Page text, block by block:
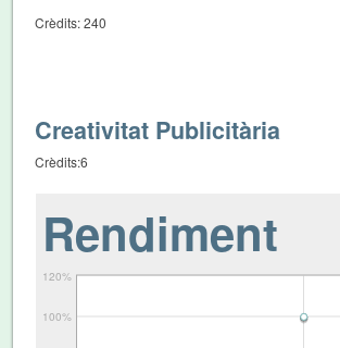
Crèdits:240
Creativitat Publicitària
Crèdits:6
Rendiment
100%
120%